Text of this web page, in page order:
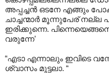
അപ്പച്ചൻ ഒടനേ എങ്ങും
ചാച്ചന്മാർ മൂന്നുപേര്
ഇരിക്കുന്നെ.
വരുന്നേ’
“എടാ എന്നാലും ഇവിടെ
ശ്വാസം മുട്ടലാ. “